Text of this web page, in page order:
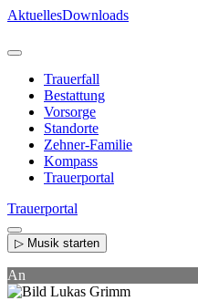
Direkt
Inhalt
AktuellesDownloads
Trauerfall
Bestattung
Vorsorge
Standorte
Zehner-Familie
Kompass
Trauerportal
Trauerportal
▷ Musik starten
An